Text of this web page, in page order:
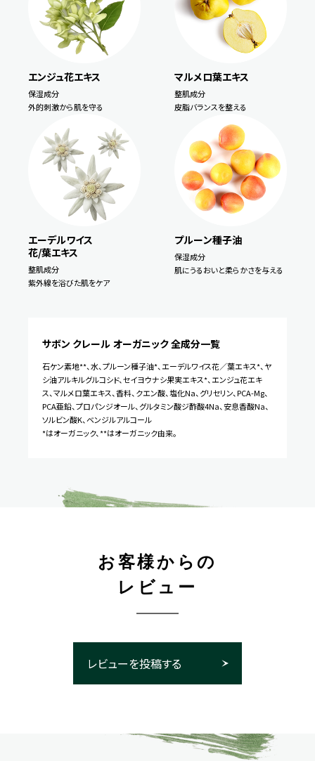
エンジュ花エキス
保湿成分
外的刺激から肌を守る
マルメロ葉エキス
整肌成分
皮脂バランスを整える
エーデルワイス
花/葉エキス
整肌成分
紫外線を浴びた肌をケア
プルーン種子油
保湿成分
肌にうるおいと柔らかさを与える
サボン クレール オーガニック全成分一覧
石ケン素地**、水、プルーン種子油*、エーデルワイス花／葉エキス*、ヤ
シ油アルキルグルコシド、セイヨウナシ果実エキス*、エンジュ花エキ
ス、マルメロ葉エキス、香料、クエン酸、塩化Na、グリセリン、PCA-Mg、
PCA亜鉛、プロパンジオール、グルタミン酸ジ酢酸4Na、安息香酸Na、
ソルビン酸K、ベンジルアルコール
*はオーガニック、**はオーガニック由来。
お客様からの
レビュー
レビューを投稿する